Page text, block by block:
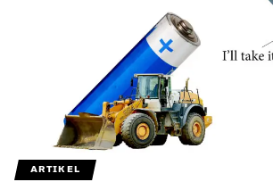
ARTIKEL